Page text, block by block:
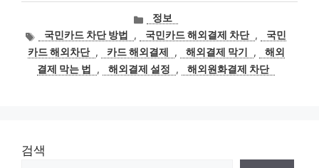
카
테
고
리
정보
태
그
국민카드 차단 방법 , 국민카드 해외결제 차단 ,
국민
카드 해외차단 , 카드 해외결제 , 해외결제 막기 ,
해외
결제 막는 법
, 해외결제 설정 , 해외원화결제 차단
검색